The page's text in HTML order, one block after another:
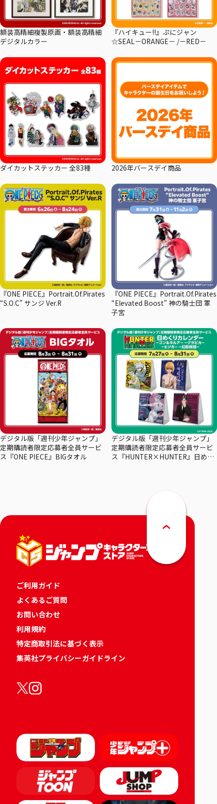
額装高精細複製原画・額装高精細
デジタルカラー
『ハイキュー!!』ぷにジャン
☆SEAL－ORANGE－ /－RED－
ダイカットステッカー 全83種 2026年バースデイ商品
『ONE PIECE』Portrait.Of.Pirates
“S.O.C” サンジ Ver.R
『ONE PIECE』Portrait.Of.Pirates
“Elevated Boost” 神の騎士団 軍
子宮
デジタル版「週刊少年ジャンプ」
定期購読者限定応募者全員サービ
ス『ONE PIECE』BIGタオル
デジタル版「週刊少年ジャンプ」
定期購読者限定応募者全員サービ
ス『HUNTER×HUNTER』日めく
ご利用ガイド
よくあるご質問
お問い合わせ
利用規約
特定商取引法に基づく表示
集英社プライバシーガイドライン